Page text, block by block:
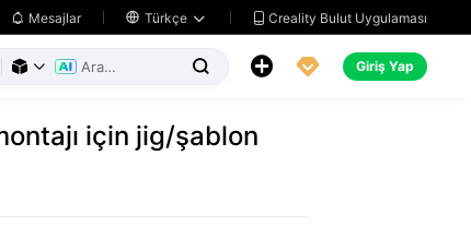
 Mesajlar  Türkçe   Creality Bulut Uygulaması
     Giriş Yap
için jig/şablon